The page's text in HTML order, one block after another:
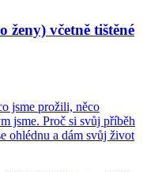
včetně tištěné
jsme prožili, něco
jsme. Proč si svůj příběh
ohlédnu a dám svůj život